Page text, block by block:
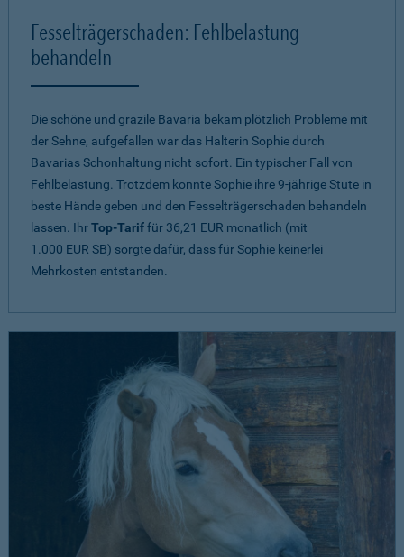
Fesselträgerschaden: Fehlbelastung
behandeln
Die schöne und grazile Bavaria bekam plötzlich Probleme mit
der Sehne, aufgefallen war das Halterin Sophie durch
Bavarias Schonhaltung nicht sofort. Ein typischer Fall von
Fehlbelastung. Trotzdem konnte Sophie ihre 9-jährige Stute in
beste Hände geben und den Fesselträgerschaden behandeln
lassen. IhrTop-Tariffür 36,21 EUR monatlich (mit
1.000 EUR SB) sorgte dafür, dass für Sophie keinerlei
Mehrkosten entstanden.